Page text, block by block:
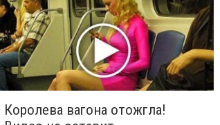
Королева вагона отожгла!